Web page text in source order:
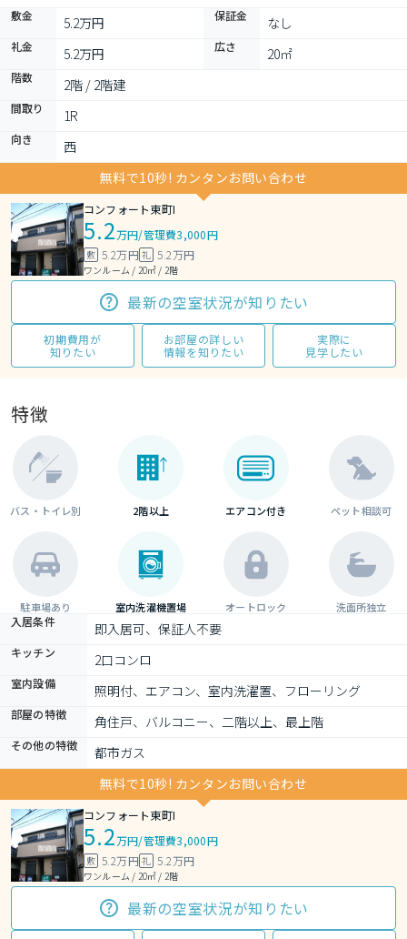
敷金 5.2万円 保証金 なし
礼金 5.2万円 広さ 20㎡
階数 2階 / 2階建
間取り 1R
向き
西
無料で10秒! カンタンお問い合わせ
コンフォート東町I
5.2万円/管理費3,000円
敷 5.2万円礼 5.2万円
ワンルーム / 20㎡ / 2階
最新の空室状況が知りたい
初期費用が
知りたい
お部屋の詳しい
情報を知りたい
実際に
見学したい
特徴
バス・トイレ別 2階以上 エアコン付き ペット相談可
駐車場あり 室内洗濯機置場 オートロック 洗面所独立
入居条件 即入居可、保証人不要
キッチン 2口コンロ
室内設備 照明付、エアコン、室内洗濯置、フローリング
部屋の特徴 角住戸、バルコニー、二階以上、最上階
その他の特徴
都市ガス
無料で10秒! カンタンお問い合わせ
コンフォート東町I
5.2万円/管理費3,000円
敷 5.2万円礼 5.2万円
ワンルーム / 20㎡ / 2階
最新の空室状況が知りたい